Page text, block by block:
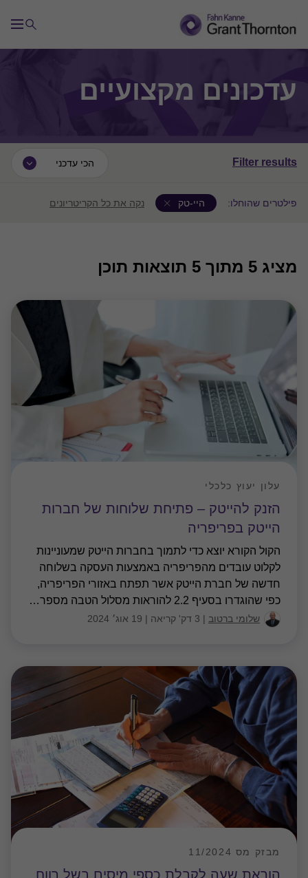
עדכונים מקצועיים
Filter results
פילטרים שהוחלו: היי-טק נקה את כל הקריטריונים
מציג 5 מתוך 5 תוצאות תוכן
הכי עדכני
הזנק להייטק – פתיחת שלוחות של חברות
הייטק בפריפריה
עלון יעוץ כלכלי
הקול הקורא יוצא כדי לתמוך בחברות הייטק שמעוניינות
לקלוט עובדים מהפריפריה באמצעות העסקה בשלוחה
חדשה של חברת הייטק אשר תפתח באזורי הפריפריה,
כפי שהוגדרו בסעיף 2.2 להוראות מסלול הטבה מספר
…
שלומי ברטוב | 3 דק' קריאה | 19 אוג׳ 2024
הוראת שעה לקבלת כספי מיסים בשל רווח
מבזק מס 11/2024